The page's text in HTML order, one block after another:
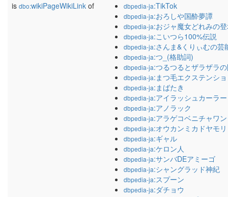
is dbo:wikiPageWikiLink of dbpedia-ja:TikTok
dbpedia-ja:おろしや国酔夢譚
dbpedia-ja:おジャ魔女どれみの
dbpedia-ja:こいつら100%伝説
dbpedia-ja:さんま&くりぃむの
dbpedia-ja:つ_(格助詞)
dbpedia-ja:つるつるとザラザラ
dbpedia-ja:まつ毛エクステンシ
dbpedia-ja:まばたき
dbpedia-ja:アイラッシュカーラー
dbpedia-ja:アノラック
dbpedia-ja:アラゲコベニチャワ
dbpedia-ja:オウカンミカドヤモリ
dbpedia-ja:ギャル
dbpedia-ja:ケロン人
dbpedia-ja:サンバDEアミーゴ
dbpedia-ja:シャングラッド神紀
dbpedia-ja:スプーン
dbpedia-ja:ダチョウ